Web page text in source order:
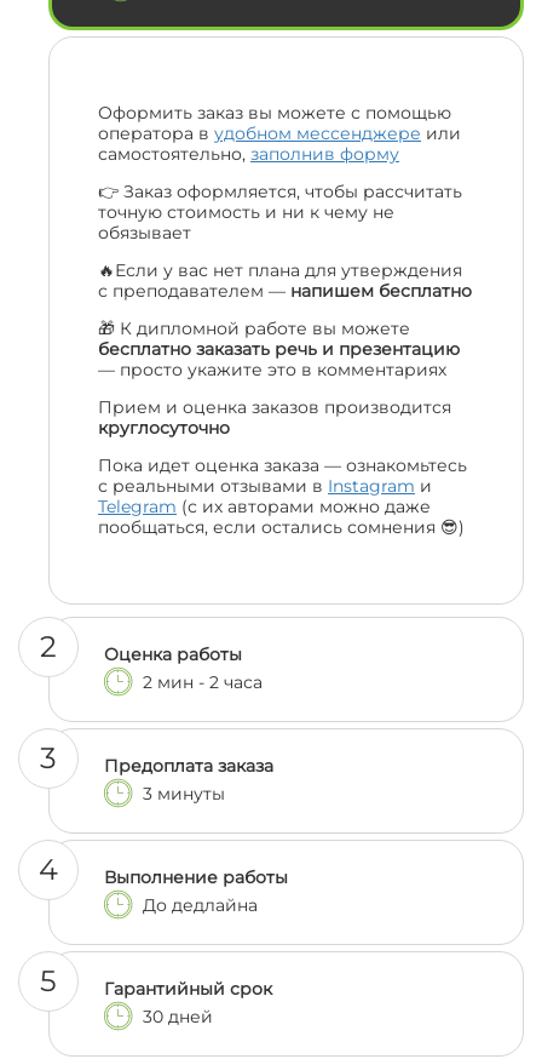
Оформить заказ вы можете с помощью
оператора в удобном мессенджере или
самостоятельно, заполнив форму
👉 Заказ оформляется, чтобы рассчитать
точную стоимость и ни к чему не
обязывает
🔥Если у вас нет плана для утверждения
с преподавателем — напишем бесплатно
🎁 К дипломной работе вы можете
бесплатно заказать речь и презентацию
— просто укажите это в комментариях
Прием и оценка заказов производится
круглосуточно
Пока идет оценка заказа — ознакомьтесь
с реальными отзывами в Instagram и
Telegram (с их авторами можно даже
пообщаться, если остались сомнения 😎)
2
Оценка работы
2 мин - 2 часа
3
Предоплата заказа
3 минуты
4
Выполнение работы
До дедлайна
5
Гарантийный срок
30 дней